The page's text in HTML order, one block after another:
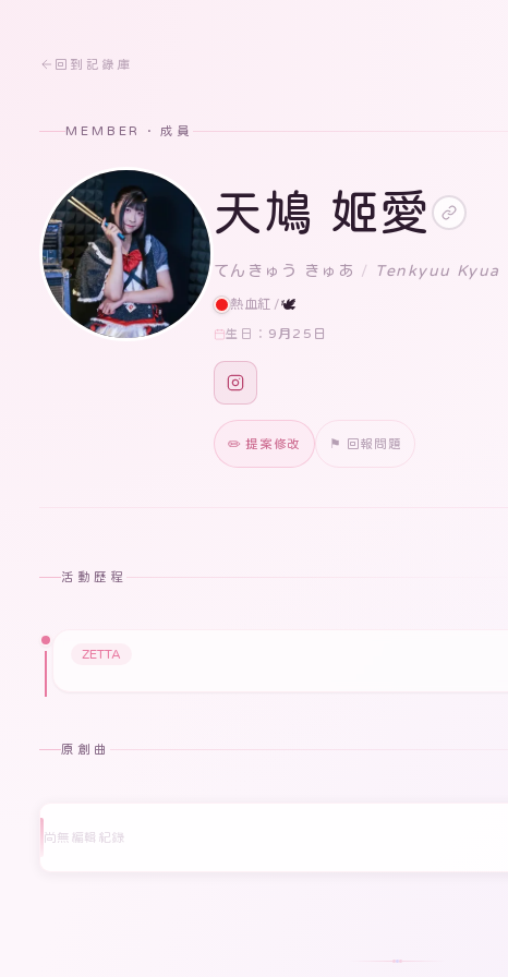
回到記錄庫
MEMBER · 成員
天鳩 姬愛
てんきゅう きゅあ / Tenkyuu Kyua
熱血紅 /🕊
生日： 9月25日
✏️ 提案修改 ⚑ 回報問題
活動歷程
ZETTA
原創曲
尚無編輯紀錄